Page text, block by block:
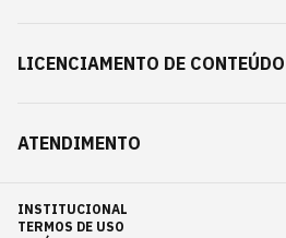
LICENCIAMENTO DE CONTEÚDO
ATENDIMENTO
INSTITUCIONAL
TERMOS DE USO